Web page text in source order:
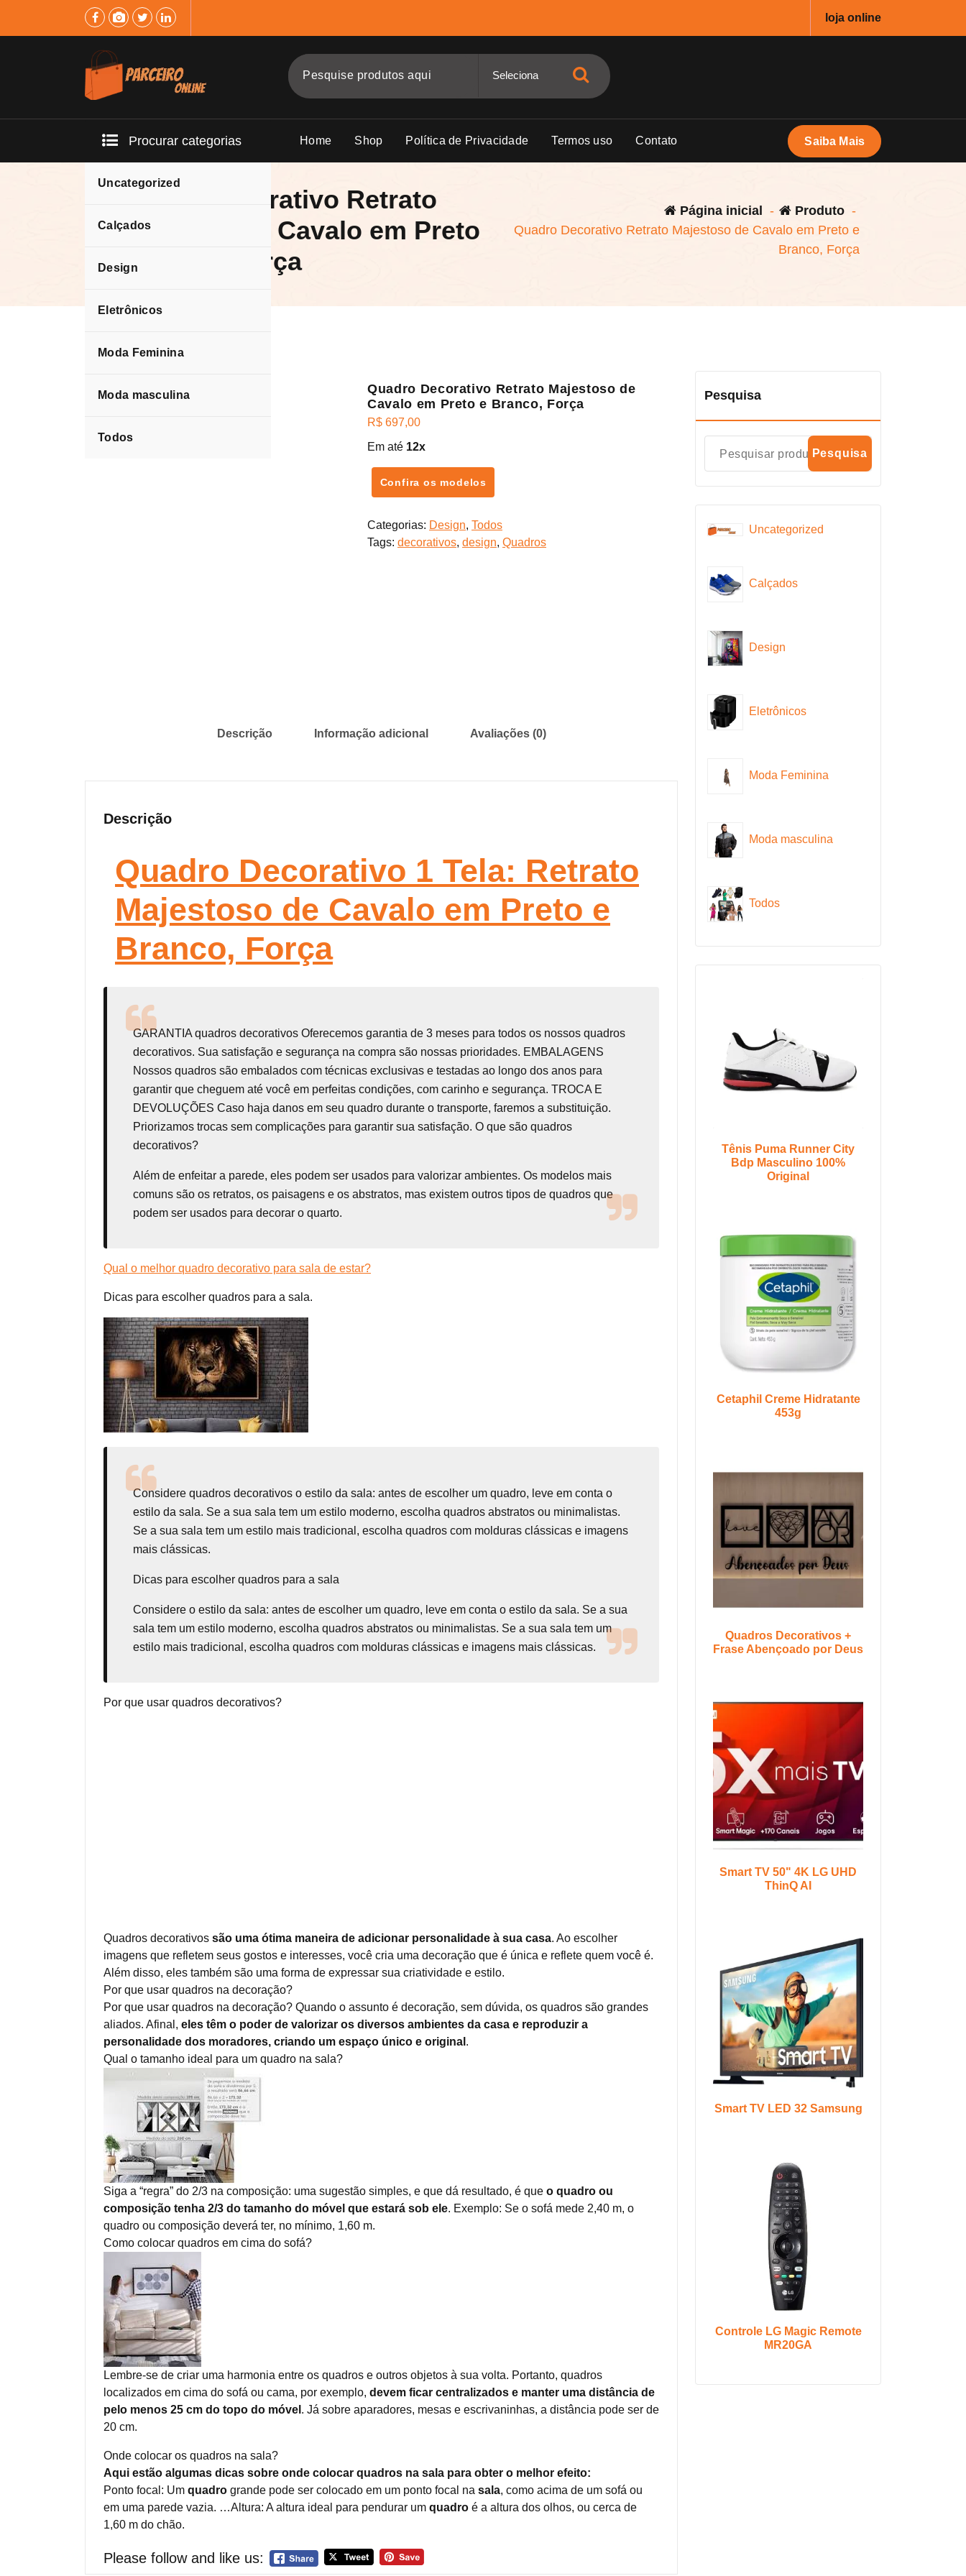
loja online
Procurar categorias
Uncategorized
Calçados
Design
Eletrônicos
Moda Feminina
Moda masculina
Todos
Home Shop Política de Privacidade Termos uso Contato Saiba Mais
Quadro Decorativo Retrato
Majestoso de Cavalo em Preto
e Branco, Força
Página inicial - Produto -
Quadro Decorativo Retrato Majestoso de Cavalo em Preto e
Branco, Força
Quadro Decorativo Retrato Majestoso de
Cavalo em Preto e Branco, Força
R$ 697,00
Em até 12x
Confira os modelos
Categorias: Design, Todos
Tags: decorativos, design, Quadros
Descrição Informação adicional Avaliações (0)
Descrição
Quadro Decorativo 1 Tela: Retrato
Majestoso de Cavalo em Preto e
Branco, Força
GARANTIA quadros decorativos Oferecemos garantia de 3 meses para todos os nossos quadros
decorativos. Sua satisfação e segurança na compra são nossas prioridades. EMBALAGENS
Nossos quadros são embalados com técnicas exclusivas e testadas ao longo dos anos para
garantir que cheguem até você em perfeitas condições, com carinho e segurança. TROCA E
DEVOLUÇÕES Caso haja danos em seu quadro durante o transporte, faremos a substituição.
Priorizamos trocas sem complicações para garantir sua satisfação. O que são quadros
decorativos?
Além de enfeitar a parede, eles podem ser usados para valorizar ambientes. Os modelos mais
comuns são os retratos, os paisagens e os abstratos, mas existem outros tipos de quadros que
podem ser usados para decorar o quarto.
Qual o melhor quadro decorativo para sala de estar?
Dicas para escolher quadros para a sala.
Considere quadros decorativos o estilo da sala: antes de escolher um quadro, leve em conta o
estilo da sala. Se a sua sala tem um estilo moderno, escolha quadros abstratos ou minimalistas.
Se a sua sala tem um estilo mais tradicional, escolha quadros com molduras clássicas e imagens
mais clássicas.
Dicas para escolher quadros para a sala
Considere o estilo da sala: antes de escolher um quadro, leve em conta o estilo da sala. Se a sua
sala tem um estilo moderno, escolha quadros abstratos ou minimalistas. Se a sua sala tem um
estilo mais tradicional, escolha quadros com molduras clássicas e imagens mais clássicas.
Por que usar quadros decorativos?
Quadros decorativos são uma ótima maneira de adicionar personalidade à sua casa. Ao escolher
imagens que refletem seus gostos e interesses, você cria uma decoração que é única e reflete quem você é.
Além disso, eles também são uma forma de expressar sua criatividade e estilo.
Por que usar quadros na decoração?
Por que usar quadros na decoração? Quando o assunto é decoração, sem dúvida, os quadros são grandes
aliados. Afinal, eles têm o poder de valorizar os diversos ambientes da casa e reproduzir a
personalidade dos moradores, criando um espaço único e original .
Qual o tamanho ideal para um quadro na sala?
Siga a “regra” do 2/3 na composição: uma sugestão simples, e que dá resultado, é que o quadro ou
composição tenha 2/3 do tamanho do móvel que estará sob ele. Exemplo: Se o sofá mede 2,40 m, o
quadro ou composição deverá ter, no mínimo, 1,60 m.
Como colocar quadros em cima do sofá?
Lembre-se de criar uma harmonia entre os quadros e outros objetos à sua volta. Portanto, quadros
localizados em cima do sofá ou cama, por exemplo, devem ficar centralizados e manter uma distância de
pelo menos 25 cm do topo do móvel . Já sobre aparadores, mesas e escrivaninhas, a distância pode ser de
20 cm.
Onde colocar os quadros na sala?
Aqui estão algumas dicas sobre onde colocar quadros na sala para obter o melhor efeito:
Ponto focal: Um quadro grande pode ser colocado em um ponto focal na sala, como acima de um sofá ou
em uma parede vazia. …Altura: A altura ideal para pendurar um quadro é a altura dos olhos, ou cerca de
1,60 m do chão.
Please follow and like us:
Pesquisa
Pesquisa
Uncategorized
Calçados
Design
Eletrônicos
Moda Feminina
Moda masculina
Todos
Tênis Puma Runner City
Bdp Masculino 100%
Original
Cetaphil Creme Hidratante
453g
Quadros Decorativos +
Frase Abençoado por Deus
Smart TV 50" 4K LG UHD
ThinQ AI
Smart TV LED 32 Samsung
Controle LG Magic Remote
MR20GA